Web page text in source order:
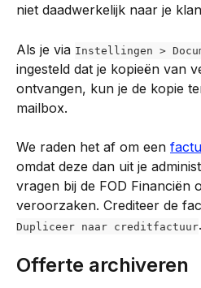
niet daadwerkelijk naar je
Als je via Instellingen >
ingesteld dat je kopieën van
ontvangen, kun je de kopie
mailbox.
We raden het af om een
omdat deze dan uit je
vragen bij de FOD Financiën
veroorzaken. Crediteer de
Dupliceer naar creditfactuur.
Offerte archiveren